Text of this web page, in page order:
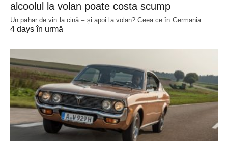
alcoolul la volan poate costa scump
Un pahar de vin la cină – și apoi la volan? Ceea ce în Germania…
4 days în urmă